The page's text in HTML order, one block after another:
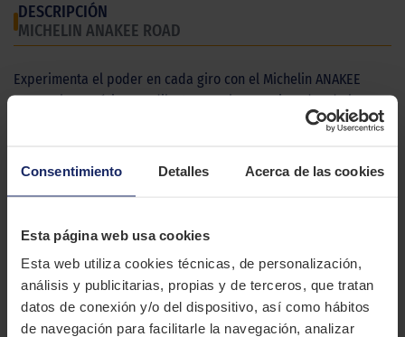
Consentimiento Detalles Acerca de las cookies
Esta página web usa cookies
Esta web utiliza cookies técnicas, de personalización,
análisis y publicitarias, propias y de terceros, que tratan
datos de conexión y/o del dispositivo, así como hábitos
de navegación para facilitarle la navegación, analizar
DESCRIPCIÓN
MICHELIN ANAKEE ROAD
Experimenta el poder en cada giro con el Michelin ANAKEE
ROAD, el neumático predilecto para los apasionados de las
emociones en la isla. Diseñado para las intrépidas motos Trail
impecablemente a tono con la grandeza de tu moto, sino que
una estabilidad que desafía los límites y una durabilidad que
conducción a nuevas alturas con la combinación perfecta de
estilo y rendimiento, con el ANAKEE ROAD. ¡Tu camino hacia la
libertad nunca ha sido tan emocionante!